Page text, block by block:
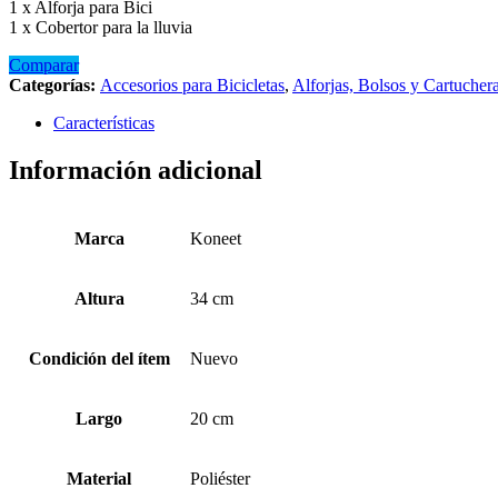
1 x Alforja para Bici
1 x Cobertor para la lluvia
Comparar
Categorías: Accesorios para Bicicletas, Alforjas, Bolsos y
Características
Información adicional
Marca Koneet
Altura 34 cm
Condición del ítem Nuevo
Largo 20 cm
Material Poliéster